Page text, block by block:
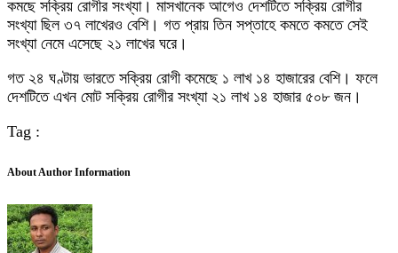
কমছে সক্রিয় রোগীর সংখ্যা। মাসখানেক আগেও দেশটিতে সক্রিয় রোগীর
সংখ্যা ছিল ৩৭ লাখেরও বেশি। গত প্রায় তিন সপ্তাহে কমতে কমতে সেই
সংখ্যা নেমে এসেছে ২১ লাখের ঘরে।
গত ২৪ ঘণ্টায় ভারতে সক্রিয় রোগী কমেছে ১ লাখ ১৪ হাজারের বেশি। ফলে
দেশটিতে এখন মোট সক্রিয় রোগীর সংখ্যা ২১ লাখ ১৪ হাজার ৫০৮ জন।
Tag :
About Author Information